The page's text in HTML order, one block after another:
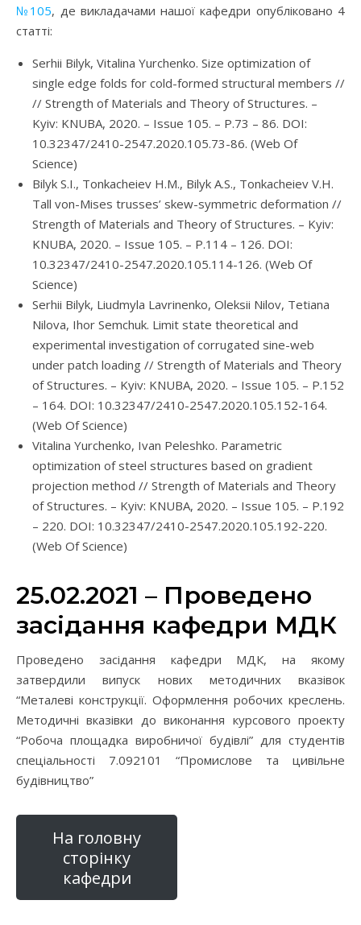
№105, де викладачами нашої кафедри опубліковано 4
статті:
Serhii Bilyk, Vitalina Yurchenko. Size optimization of
single edge folds for cold-formed structural members //
// Strength of Materials and Theory of Structures. –
Kyiv: KNUBA, 2020. – Issue 105. – P.73 – 86. DOI:
10.32347/2410-2547.2020.105.73-86. (Web Of
Science)
Bilyk S.І., Tonkacheiev H.M., Bilyk А.S., Tonkacheiev V.H.
Tall von-Mises trusses’ skew-symmetric deformation //
Strength of Materials and Theory of Structures. – Kyiv:
KNUBA, 2020. – Issue 105. – P.114 – 126. DOI:
10.32347/2410-2547.2020.105.114-126. (Web Of
Science)
Serhii Bilyk, Liudmyla Lavrinenko, Oleksii Nilov, Tetiana
Nilova, Ihor Semchuk. Limit state theoretical and
experimental investigation of corrugated sine-web
under patch loading // Strength of Materials and Theory
of Structures. – Kyiv: KNUBA, 2020. – Issue 105. – P.152
– 164. DOI: 10.32347/2410-2547.2020.105.152-164.
(Web Of Science)
Vitalina Yurchenko, Ivan Peleshko. Parametric
optimization of steel structures based on gradient
projection method // Strength of Materials and Theory
of Structures. – Kyiv: KNUBA, 2020. – Issue 105. – P.192
– 220. DOI: 10.32347/2410-2547.2020.105.192-220.
(Web Of Science)
25.02.2021 – Проведено
засідання кафедри МДК
Проведено засідання кафедри МДК, на якому
затвердили випуск нових методичних вказівок
“Металеві конструкції. Оформлення робочих креслень.
Методичні вказівки до виконання курсового проекту
“Робоча площадка виробничої будівлі” для студентів
спеціальності 7.092101 “Промислове та цивільне
будівництво”
На головну
сторінку
кафедри